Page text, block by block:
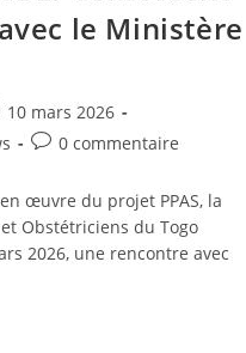
le Ministère
10 mars 2026
0 commentaire
œuvre du projet PPAS, la
Obstétriciens du Togo
2026, une rencontre avec